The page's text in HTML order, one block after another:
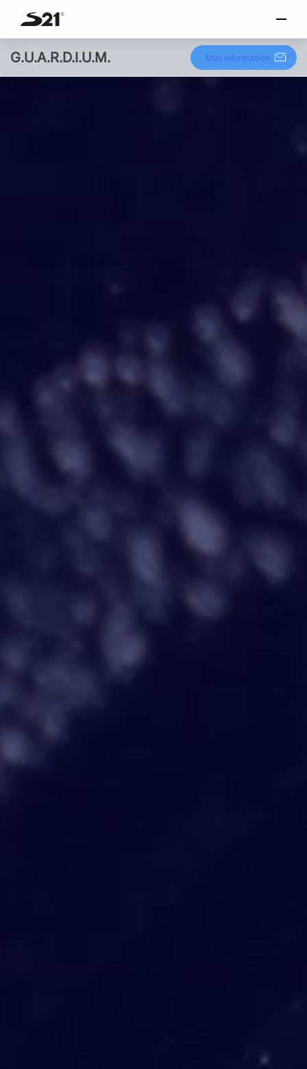
content
SELECCIONAR IDIOMA
Italiano
G.U.A.R.D.I.U.M. Más información